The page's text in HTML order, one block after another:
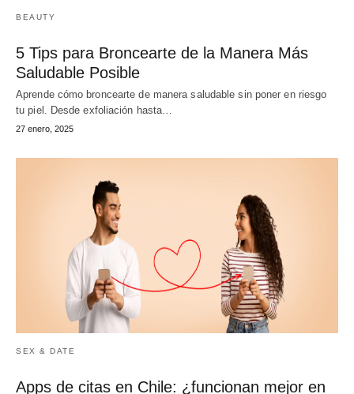
BEAUTY
5 Tips para Broncearte de la Manera Más
Saludable Posible
Aprende cómo broncearte de manera saludable sin poner en riesgo
tu piel. Desde exfoliación hasta…
27 enero, 2025
SEX & DATE
Apps de citas en Chile: ¿funcionan mejor en